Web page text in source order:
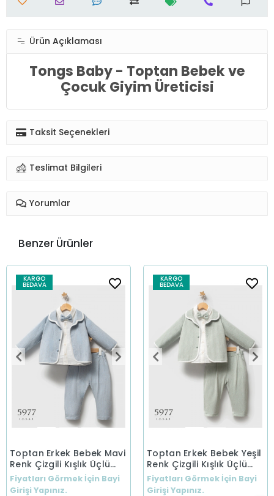
Ürün Açıklaması
Tongs Baby - Toptan Bebek ve
Çocuk Giyim Üreticisi
Taksit Seçenekleri
Teslimat Bilgileri
Yorumlar
Benzer Ürünler
KARGO
BEDAVA
Toptan Erkek Bebek Mavi
Renk Çizgili Kışlık Üçlü
Takım (1-5 Yaş)
Fiyatları Görmek İçin Bayi
Girişi Yapınız.
KARGO
BEDAVA
Toptan Erkek Bebek Yeşil
Renk Çizgili Kışlık Üçlü
Takım (1-5 Yaş)
Fiyatları Görmek İçin Bayi
Girişi Yapınız.